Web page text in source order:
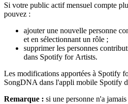
Si votre public actif mensuel compte
pouvez :
ajouter une nouvelle personne
et en sélectionnant un rôle ;
supprimer les personnes
dans Spotify for Artists.
Les modifications apportées à Spotify
SongDNA dans l'appli mobile Spotify
Remarque : si une personne n'a